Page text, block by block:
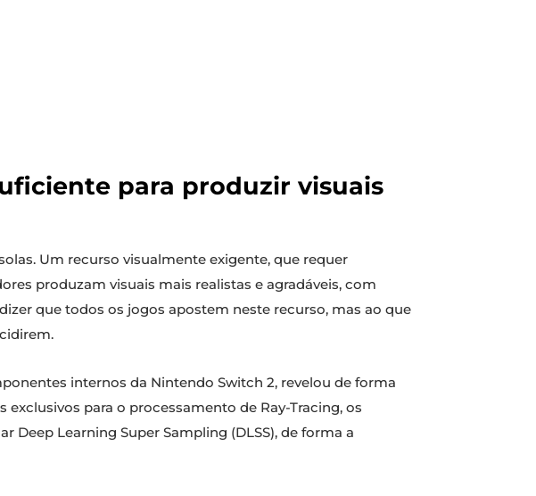
para produzir visuais
Um recurso visualmente exigente, que requer
produzam visuais mais realistas e agradáveis, com
que todos os jogos apostem neste recurso, mas ao que
internos da Nintendo Switch 2, revelou de forma
para o processamento de Ray-Tracing, os
Deep Learning Super Sampling (DLSS), de forma a